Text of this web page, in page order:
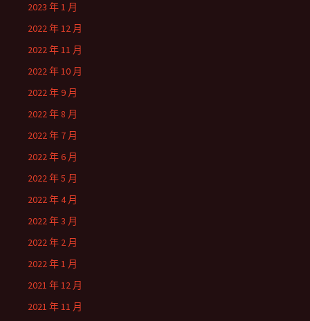
2023 年 1 月
2022 年 12 月
2022 年 11 月
2022 年 10 月
2022 年 9 月
2022 年 8 月
2022 年 7 月
2022 年 6 月
2022 年 5 月
2022 年 4 月
2022 年 3 月
2022 年 2 月
2022 年 1 月
2021 年 12 月
2021 年 11 月